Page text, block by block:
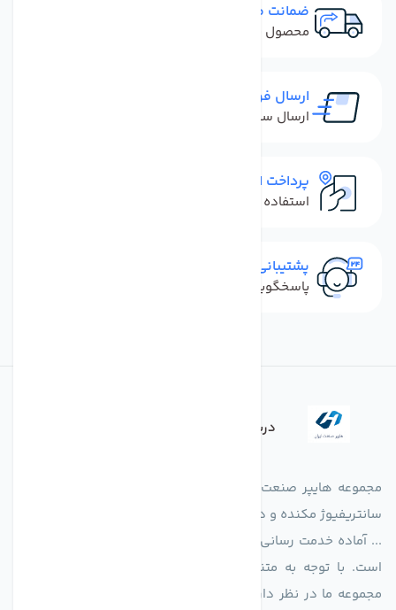
ضمانت مرجوعی
محصول نباید آسیب دیده باشد
ارسال فوری
ارسال سفارش در کمترین زمان ممکن
پرداخت امن
استفاده از روش‌های پرداخت امن
پشتیبانی سریع
پاسخگویی سریع به تماس‌ها و پیام‌ها
درباره فروشگاه
مجموعه هایپر صنعت ایران در امر تولید و واردات انواع فن های
سانتریفیوژ مکنده و دمنده آکسیال، سقفی، بین کانالی، مرغداری و
... آماده خدمت رسانی به شرکت های تولیدی، صنعتی و ساختمانی
است. با توجه به متنوع بودن فن های تولیدی کمپانی اروپایی
مجموعه ما در نظر دارد کالاهای تخصصی شما عزیزان رو در صرف